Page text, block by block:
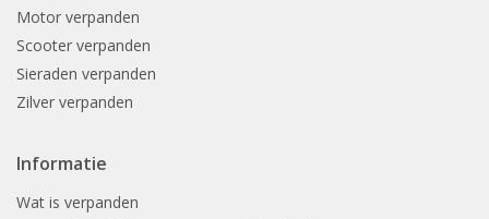
Motor verpanden
Scooter verpanden
Sieraden verpanden
Zilver verpanden
Informatie
Wat is verpanden